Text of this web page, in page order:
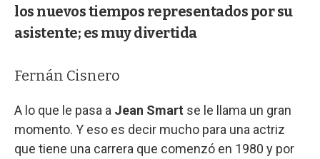
los nuevos tiempos representados por su
asistente; es muy divertida
Fernán Cisnero
A lo que le pasa a Jean Smart se le llama un gran
momento. Y eso es decir mucho para una actriz
que tiene una carrera que comenzó en 1980 y por